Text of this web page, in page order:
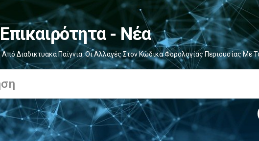
Επικαιρότητα - Νέα
Από Διαδικτυακά Παίγνια: Οι Αλλαγές Στον Κώδικα Φορολογίας Περιουσίας Με